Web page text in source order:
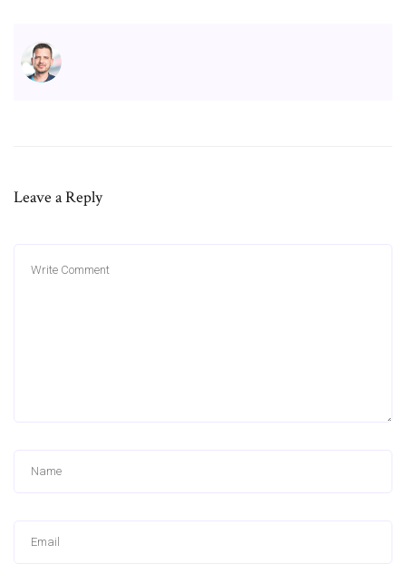
Leave a Reply